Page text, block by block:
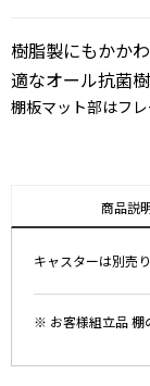
樹脂製にもかか
適なオール抗菌樹
棚板マット部はフ
商品説
キャスターは別売り
※ お客様組立品 棚